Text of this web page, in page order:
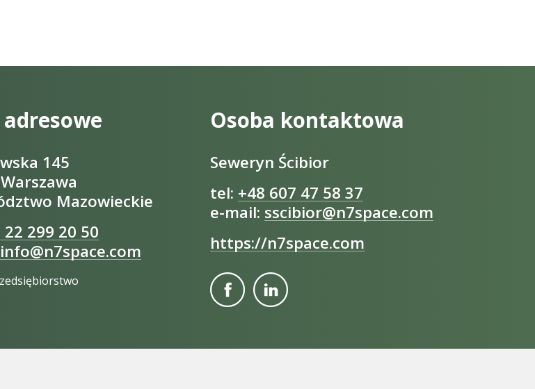
145
Mazowieckie
22 299 20 50
info@n7space.com
Osoba kontaktowa
Seweryn Ścibior
tel: +48 607 47 58 37
e-mail: sscibior@n7space.com
https://n7space.com